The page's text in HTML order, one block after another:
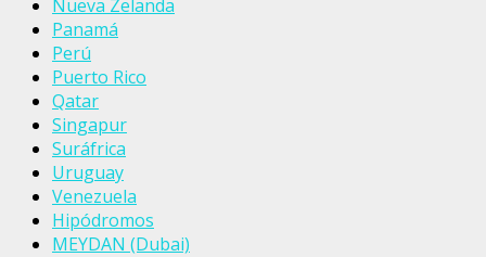
Nueva Zelanda
Panamá
Perú
Puerto Rico
Qatar
Singapur
Suráfrica
Uruguay
Venezuela
Hipódromos
MEYDAN (Dubai)